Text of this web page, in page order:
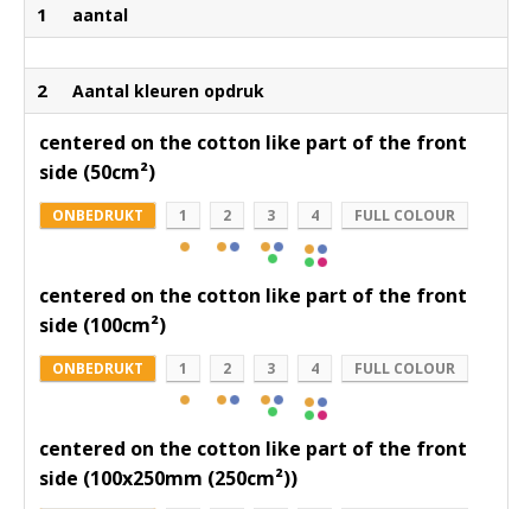
1 aantal
2 Aantal kleuren opdruk
centered on the cotton like part of the front
side (50cm²)
ONBEDRUKT 1 2 3 4 FULL COLOUR
centered on the cotton like part of the front
side (100cm²)
ONBEDRUKT 1 2 3 4 FULL COLOUR
centered on the cotton like part of the front
side (100x250mm (250cm²))